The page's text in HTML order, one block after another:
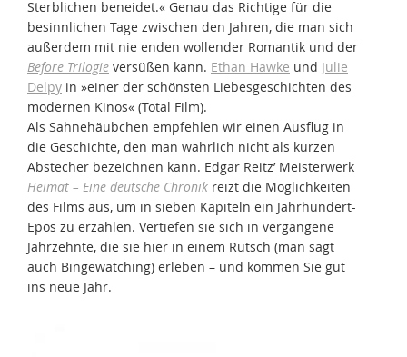
Sterblichen beneidet.« Genau das Richtige für die
besinnlichen Tage zwischen den Jahren, die man sich
außerdem mit nie enden wollender Romantik und der
Before Trilogie versüßen kann. Ethan Hawke und Julie
Delpy in »einer der schönsten Liebesgeschichten des
modernen Kinos« (Total Film).
Als Sahnehäubchen empfehlen wir einen Ausflug in
die Geschichte, den man wahrlich nicht als kurzen
Abstecher bezeichnen kann. Edgar Reitz’ Meisterwerk
Heimat – Eine deutsche Chronik reizt die Möglichkeiten
des Films aus, um in sieben Kapiteln ein Jahrhundert-
Epos zu erzählen. Vertiefen sie sich in vergangene
Jahrzehnte, die sie hier in einem Rutsch (man sagt
auch Bingewatching) erleben – und kommen Sie gut
ins neue Jahr.